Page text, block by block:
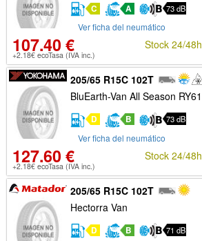
C A 73 dB
Ver ficha del neumático
107.40 €
+2.18€ ecoTasa (IVA inc.)
Stock 24/48h
205/65 R15C 102T
BluEarth-Van All Season RY61
D B 73 dB
Ver ficha del neumático
127.60 €
+2.18€ ecoTasa (IVA inc.)
Stock 24/48h
205/65 R15C 102T
Hectorra Van
D B 71 dB